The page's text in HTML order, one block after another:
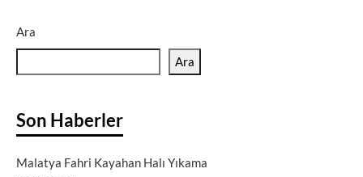
Ara
Ara
Son Haberler
Malatya Fahri Kayahan Halı Yıkama